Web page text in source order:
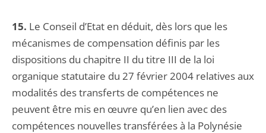
15. Le Conseil d’Etat en déduit, dès lors que les
mécanismes de compensation définis par les
dispositions du chapitre II du titre III de la loi
organique statutaire du 27 février 2004 relatives aux
modalités des transferts de compétences ne
peuvent être mis en œuvre qu’en lien avec des
compétences nouvelles transférées à la Polynésie